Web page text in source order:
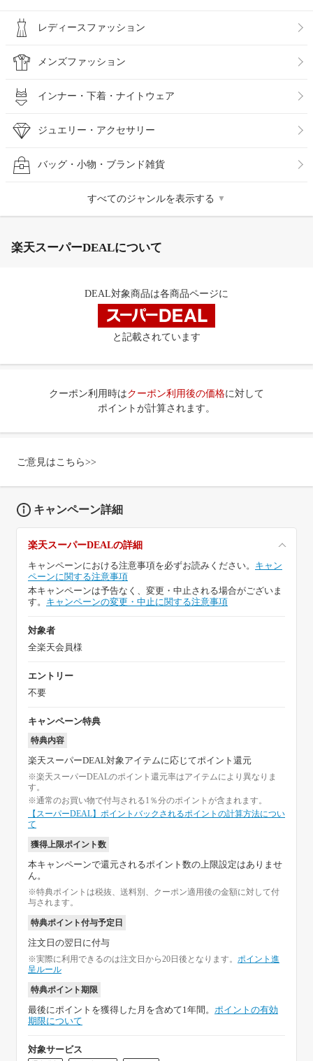
レディースファッション
メンズファッション
インナー・下着・ナイトウェア
ジュエリー・アクセサリー
バッグ・小物・ブランド雑貨
すべてのジャンルを表示する ▼
楽天スーパーDEALについて
DEAL対象商品は各商品ページに
と記載されています
クーポン利用時はクーポン利用後の価格に対して
ポイントが計算されます。
ご意見はこちら>>
キャンペーン詳細
楽天スーパーDEALの詳細
キャンペーンにおける注意事項を必ずお読みください。 キャン
ペーンに関する注意事項
本キャンペーンは予告なく、変更・中止される場合がございま
す。 キャンペーンの変更・中止に関する注意事項
対象者
全楽天会員様
エントリー
不要
キャンペーン特典
特典内容
楽天スーパーDEAL対象アイテムに応じてポイント還元
※楽天スーパーDEALのポイント還元率はアイテムにより異なりま
す。
※通常のお買い物で付与される1％分のポイントが含まれます。
【スーパーDEAL】ポイントバックされるポイントの計算方法につい
て
獲得上限ポイント数
本キャンペーンで還元されるポイント数の上限設定はありませ
ん。
※特典ポイントは税抜、送料別、クーポン適用後の金額に対して付
与されます。
特典ポイント付与予定日
注文日の翌日に付与
※実際に利用できるのは注文日から20日後となります。 ポイント進
呈ルール
特典ポイント期限
最後にポイントを獲得した月を含めて1年間。 ポイントの有効
期限について
対象サービス